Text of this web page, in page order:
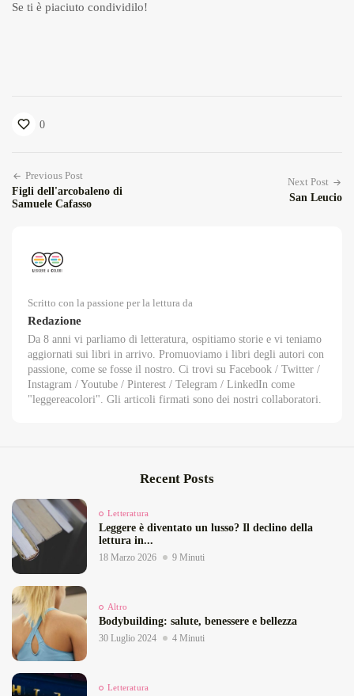
Se ti è piaciuto condividilo!
0
Previous Post
Figli dell'arcobaleno di
Samuele Cafasso
Next Post
San Leucio
Scritto con la passione per la lettura da
Redazione
Da 8 anni vi parliamo di letteratura, ospitiamo storie e vi teniamo
aggiornati sui libri in arrivo. Promuoviamo i libri degli autori con
passione, come se fosse il nostro. Ci trovi su Facebook / Twitter /
Instagram / Youtube / Pinterest / Telegram / LinkedIn come
"leggereacolori". Gli articoli firmati sono dei nostri collaboratori.
Recent Posts
Letteratura
Leggere è diventato un lusso? Il declino della
lettura in...
18 Marzo 2026 9 Minuti
Altro
Bodybuilding: salute, benessere e bellezza
30 Luglio 2024 4 Minuti
Letteratura